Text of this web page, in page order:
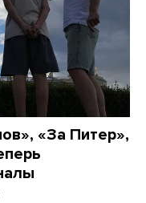
«За Питер»,